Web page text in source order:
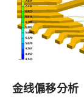
金线偏移分析